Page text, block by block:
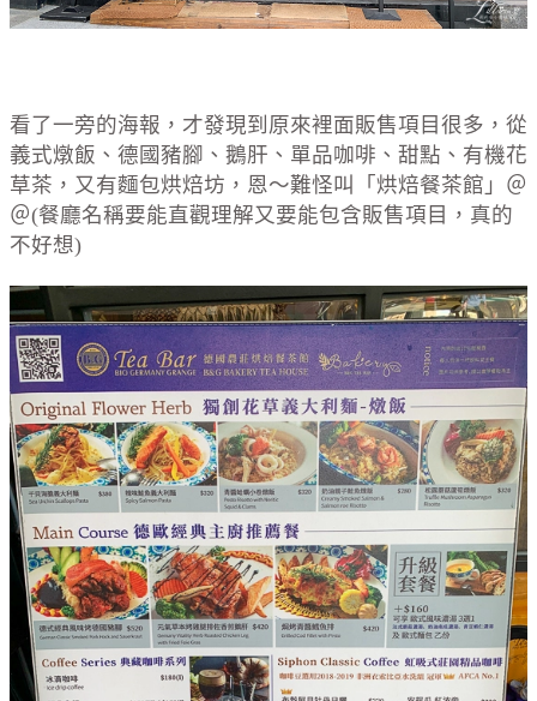
看了一旁的海報，才發現到原來裡面販售項目很多，從
義式燉飯、德國豬腳、鵝肝、單品咖啡、甜點、有機花
草茶，又有麵包烘焙坊，恩～難怪叫「烘焙餐茶館」＠
＠(餐廳名稱要能直觀理解又要能包含販售項目，真的
不好想)